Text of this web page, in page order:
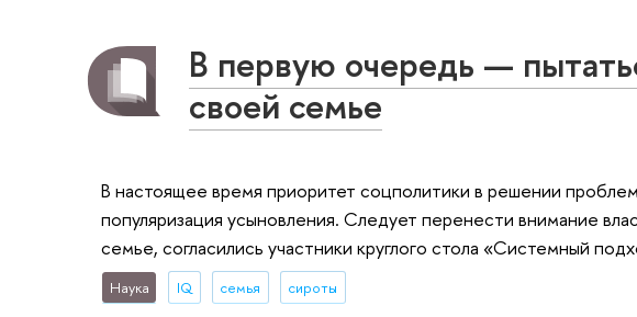
В первую очередь —
своей семье
В настоящее время приоритет соцполитики в решении
популяризация усыновления. Следует перенести внимание
семье, согласились участники круглого стола «Системный
Наука IQ семья сироты